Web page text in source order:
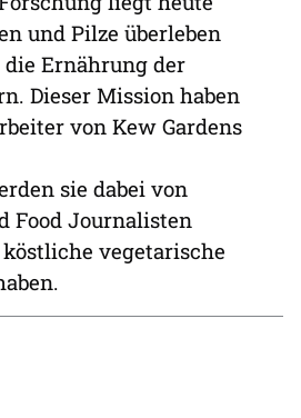
und Pilze überleben
Ernährung der
Dieser Mission haben
von Kew Gardens
sie dabei von
Food Journalisten
vegetarische